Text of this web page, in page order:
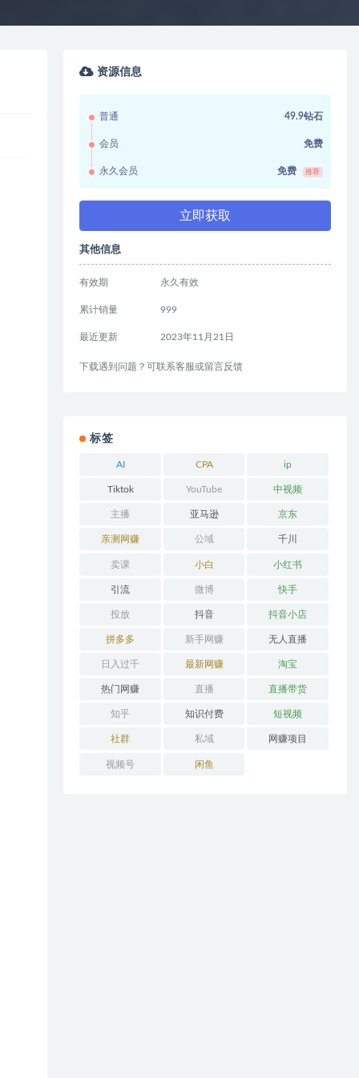
资源信息
普通 49.9钻石
会员 免费
永久会员 免费 推荐
立即获取
其他信息
有效期 永久有效
累计销量 999
最近更新 2023年11月21日
下载遇到问题？可联系客服或留言反馈
标签
AI CPA ip
Tiktok YouTube 中视频
主播 亚马逊 京东
亲测网赚 公域 千川
卖课 小白 小红书
引流 微博 快手
投放 抖音 抖音小店
拼多多 新手网赚 无人直播
日入过千 最新网赚 淘宝
热门网赚 直播 直播带货
知乎 知识付费 短视频
社群 私域 网赚项目
视频号 闲鱼